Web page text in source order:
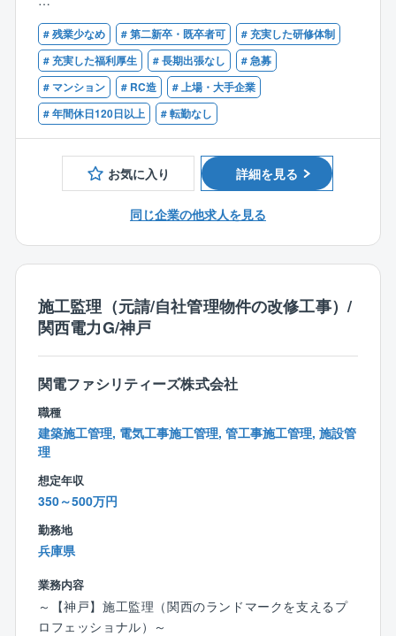
長期間にわたる案件や高額の案件の場合は、フロント
営業のサポートとして、管理組合の理事会や修繕委員
会に参加するケースもございます。
【仕事の流れ】
■管理組合からフロント営業に修繕依頼
■電子稟議書の作成
■協力会社へ修繕依頼
■修繕作業開始
ED電球工事など工事金額800万程度の小中規模が中心
です。
大規模修繕工事はグループ会社が担います。
【働き方】
■年間休日120日以上
■残業20時間以下
■夜勤もほとんどございません。
【歓迎】
■1級施工管理技士（建築/電気/管/電気通信）
■マンション新築/改修（建築、空調衛生設備、電気通
信設備など）の施工管理経験者
■建築施工管理技士や建築士、管工事施工管理技士、電
気工事施工管理技士、電気通信主任技術者等の資格保
有者
# 残業少なめ # 第二新卒・既卒者可
# 充実した研修体制
# 充実した福利厚生
# 長期出張なし
# 急募
# マンション
# RC造
# 上場・大手企業
# 年間休日120日以上
# 転勤なし
お気に入り 詳細を見る
同じ企業の他求人を見る
施工監理（元請/自社管理物件の改修工事）/
関西電力G/神戸
関電ファシリティーズ株式会社
職種
建築施工管理, 電気工事施工管理, 管工事施工管理, 施設管
理
想定年収
350～500万円
勤務地
兵庫県
業務内容
～【神戸】施工監理（関西のランドマークを支えるプ
ロフェッショナル）～